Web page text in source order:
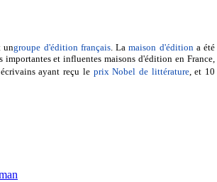
ungroupe d'édition français. Lamaison d'édition a été
importantes et influentes maisons d'édition en France,
ayant reçu le prix Nobel de littérature, et 10